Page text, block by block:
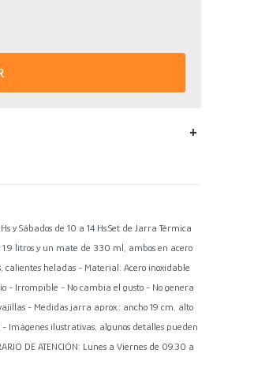
y Sábados de 10 a 14 Hs.Set de Jarra Térmica
litros y un mate de 330 ml, ambos en acero
calientes heladas - Material: Acero inoxidable
- Irrompible - No cambia el gusto - No genera
- Medidas jarra aprox.: ancho 19 cm, alto
Imágenes ilustrativas, algunos detalles pueden
DE ATENCIÓN: Lunes a Viernes de 09.30 a